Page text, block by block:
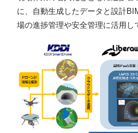
に、自動生成したデータと設計
場の進捗管理や安全管理に活用し